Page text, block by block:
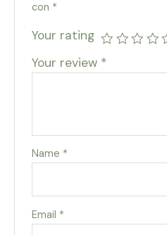
con *
Your rating
Your review *
Name *
Email *